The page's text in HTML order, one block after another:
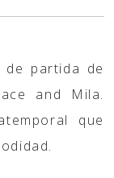
partida de
and Mila.
que